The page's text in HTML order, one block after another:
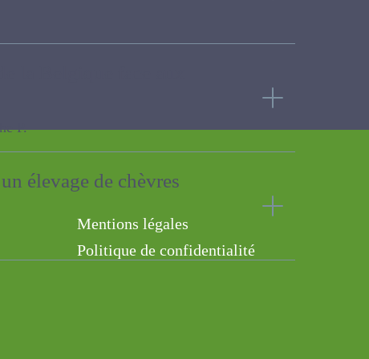
un élevage de chèvres
Mentions légales
Politique de confidentialité